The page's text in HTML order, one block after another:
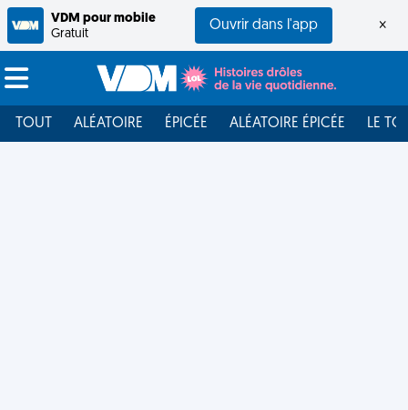
VDM pour mobile
Gratuit
Ouvrir dans l'app ×
TOUT ALÉATOIRE ÉPICÉE ALÉATOIRE ÉPICÉE LE